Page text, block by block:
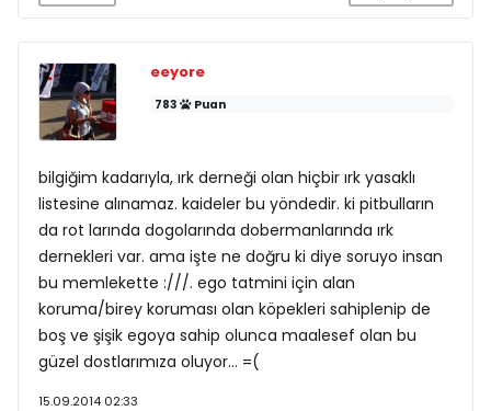
eeyore
783 Puan
bilgiğim kadarıyla, ırk derneği olan hiçbir ırk yasaklı
listesine alınamaz. kaideler bu yöndedir. ki pitbulların
da rot larında dogolarında dobermanlarında ırk
dernekleri var. ama işte ne doğru ki diye soruyo insan
bu memlekette :///. ego tatmini için alan
koruma/birey koruması olan köpekleri sahiplenip de
boş ve şişik egoya sahip olunca maalesef olan bu
güzel dostlarımıza oluyor... =(
15.09.2014 02:33